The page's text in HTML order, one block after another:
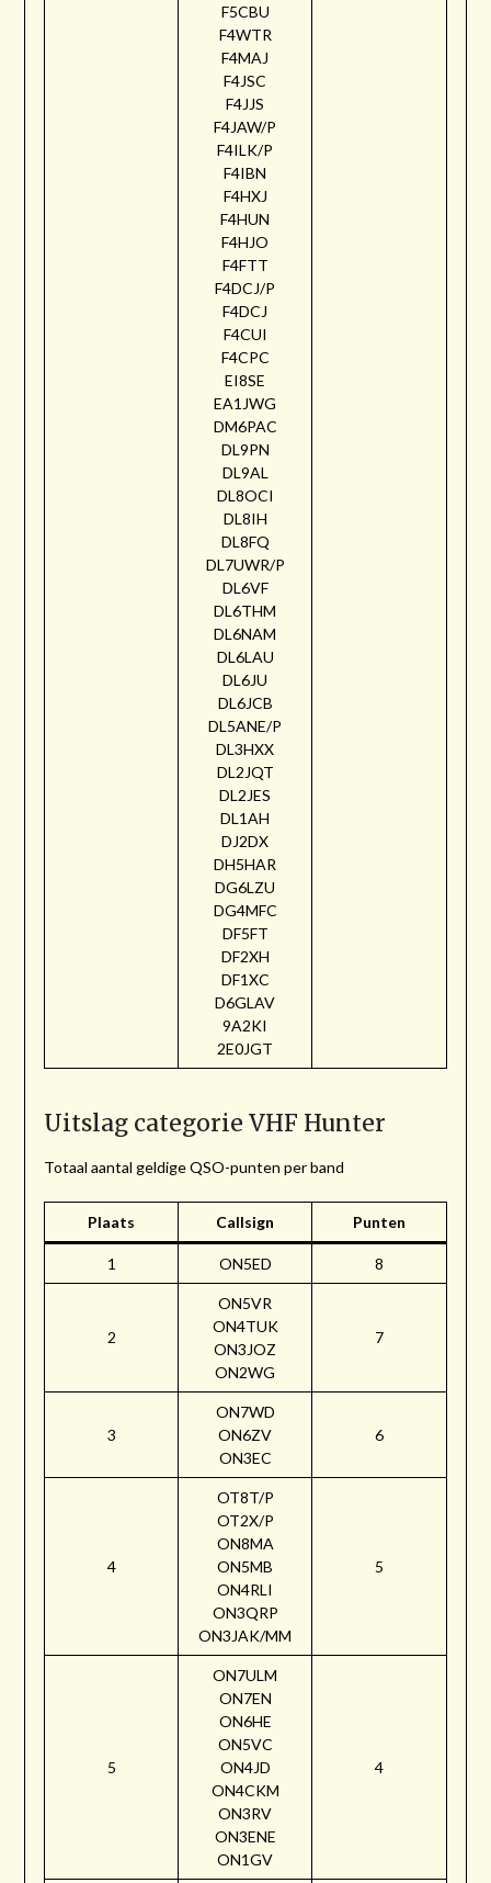
F5CBU
F4WTR
F4MAJ
F4JSC
F4JJS
F4JAW/P
F4ILK/P
F4IBN
F4HXJ
F4HUN
F4HJO
F4FTT
F4DCJ/P
F4DCJ
F4CUI
F4CPC
EI8SE
EA1JWG
DM6PAC
DL9PN
DL9AL
DL8OCI
DL8IH
DL8FQ
DL7UWR/P
DL6VF
DL6THM
DL6NAM
DL6LAU
DL6JU
DL6JCB
DL5ANE/P
DL3HXX
DL2JQT
DL2JES
DL1AH
DJ2DX
DH5HAR
DG6LZU
DG4MFC
DF5FT
DF2XH
DF1XC
D6GLAV
9A2KI
2E0JGT
Uitslag categorie VHF Hunter
Totaal aantal geldige QSO-punten per band
Plaats Callsign Punten
1 ON5ED 8
2
ON5VR
ON4TUK
ON3JOZ
ON2WG
7
3
ON7WD
ON6ZV
ON3EC
6
4
OT8T/P
OT2X/P
ON8MA
ON5MB
ON4RLI
ON3QRP
ON3JAK/MM
5
5
ON7ULM
ON7EN
ON6HE
ON5VC
ON4JD
ON4CKM
ON3RV
ON3ENE
ON1GV
4